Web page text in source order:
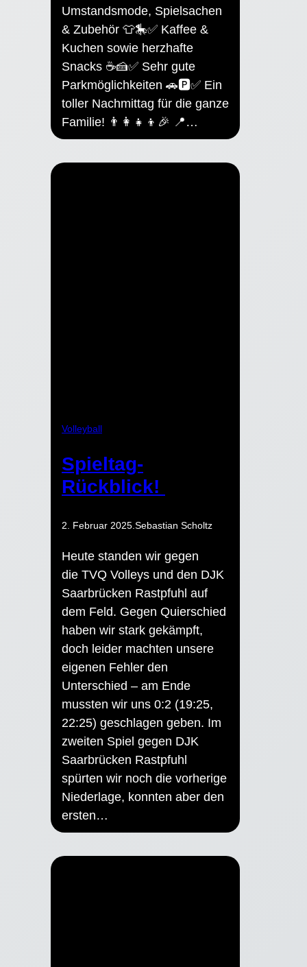
Umstandsmode, Spielsachen
& Zubehör 👕🎠✅ Kaffee &
Kuchen sowie herzhafte
Snacks ☕🍰✅ Sehr gute
Parkmöglichkeiten 🚗🅿✅ Ein
toller Nachmittag für die ganze
Familie! 👨‍👩‍👧‍👦🎉 📍…
Volleyball
Spieltag-
Rückblick!
2. Februar 2025.Sebastian Scholtz
Heute standen wir gegen
die TVQ Volleys und den DJK
Saarbrücken Rastpfuhl auf
dem Feld. Gegen Quierschied
haben wir stark gekämpft,
doch leider machten unsere
eigenen Fehler den
Unterschied – am Ende
mussten wir uns 0:2 (19:25,
22:25) geschlagen geben. Im
zweiten Spiel gegen DJK
Saarbrücken Rastpfuhl
spürten wir noch die vorherige
Niederlage, konnten aber den
ersten…